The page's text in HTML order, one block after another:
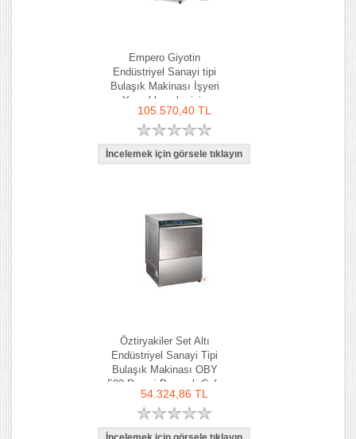
Empero Giyotin
Endüstriyel Sanayi tipi
Bulaşık Makinası İşyeri
Yemekhaneler için
105.570,40 TL
Öztiryakiler Set Altı
Endüstriyel Sanayi Tipi
Bulaşık Makinası OBY
500 Drenaj Pompalı Cafe
Lokanta
54.324,86 TL